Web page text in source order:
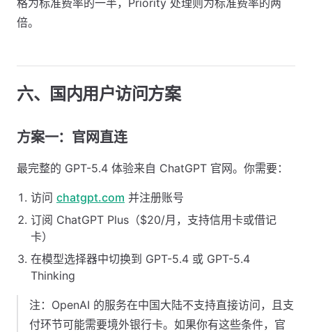
格为标准费率的一半，Priority 处理则为标准费率的两
倍。
六、国内用户访问方案
方案一：官网直连
最完整的 GPT-5.4 体验来自 ChatGPT 官网。你需要：
访问 chatgpt.com 并注册账号
订阅 ChatGPT Plus（$20/月，支持信用卡或借记
卡）
在模型选择器中切换到 GPT-5.4 或 GPT-5.4
Thinking
注：OpenAI 的服务在中国大陆不支持直接访问，且支
付环节可能需要境外银行卡。如果你有这些条件，官